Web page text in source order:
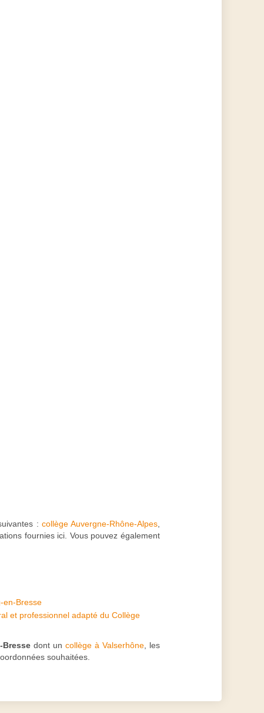
: collège Auvergne-Rhône-Alpes
fournies ici. Vous pouvez également
en-Bresse
et professionnel adapté du Collège
Bresse dont uncollège à Valserhône , les
souhaitées.